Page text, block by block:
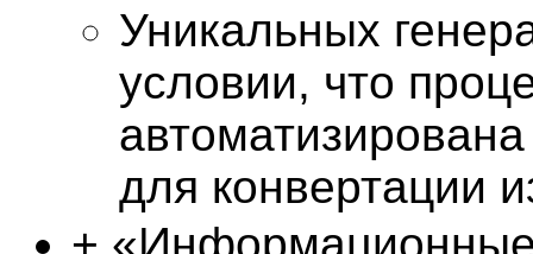
Уникальных
условии, что
для конвертации
+